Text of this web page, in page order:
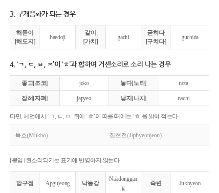
3. 구개음화가 되는 경우
해돋이
[해도지]
haedoji
같이
[가치]
gachi
굳히다
[구치다]
guchida
4. ‘ㄱ, ㄷ, ㅂ, ㅈ’이 ‘ㅎ’과 합하여 거센소리로 소리 나는 경우
좋고[조코] joko 놓다[노타] nota
잡혀[자펴] japyeo 낳지[나치] nachi
다만, 체언에서 ‘ㄱ, ㄷ, ㅂ’ 뒤에 ‘ㅎ’이 따를 때에는 ‘ㅎ’을 밝혀 적는다.
묵호(Mukho) 집현전(Jiphyeonjeon)
[붙임] 된소리되기는 표기에 반영하지 않는다.
압구정 Apgujeong 낙동강
Nakdonggan
g
죽변 Jukbyeon